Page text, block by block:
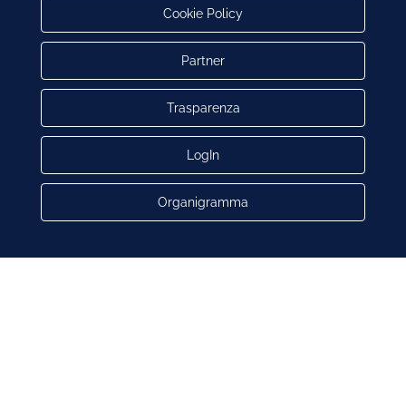
Cookie Policy
Partner
Trasparenza
LogIn
Organigramma